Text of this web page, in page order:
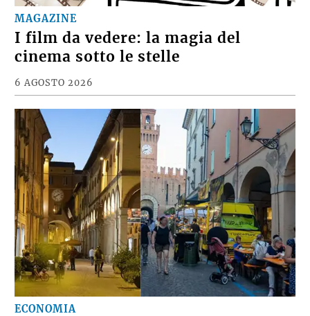
MAGAZINE
I film da vedere: la magia del
cinema sotto le stelle
6 AGOSTO 2026
ECONOMIA